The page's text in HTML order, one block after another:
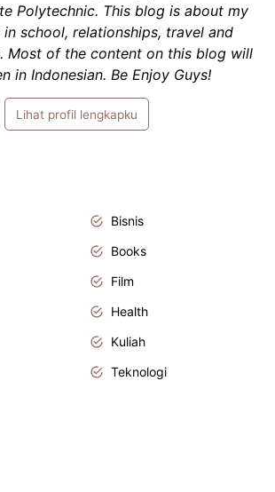
Polytechnic. This blog is about my
in school, relationships, travel and
Most of the content on this blog will
in Indonesian. Be Enjoy Guys!
Lihat profil lengkapku
Bisnis
Books
Film
Health
Kuliah
Teknologi